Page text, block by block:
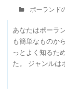
ポーランド
あなたはポーラ
も簡単なものか
っとよく知るた
た。 ジャンルは